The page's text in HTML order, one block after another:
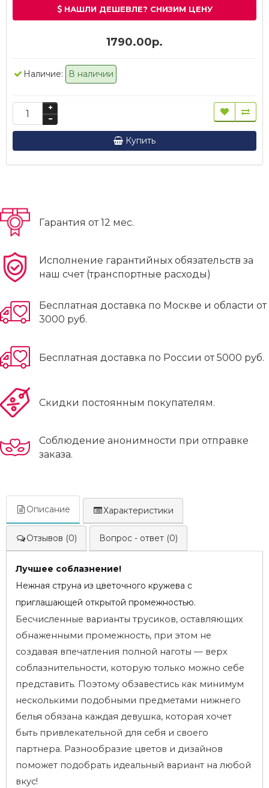
НАШЛИ ДЕШЕВЛЕ? СНИЗИМ ЦЕНУ
1790.00р.
Наличие: В наличии
Купить
Гарантия от 12 мес.
Исполнение гарантийных обязательств за
наш счет (транспортные расходы)
Бесплатная доставка по Москве и области от
3000 руб.
Бесплатная доставка по России от 5000 руб.
Скидки постоянным покупателям.
Соблюдение анонимности при отправке
заказа.
Описание Характеристики
Отзывов (0) Вопрос - ответ (0)
Лучшее соблазнение!
Нежная струна из цветочного кружева с
приглашающей открытой промежностью.
Бесчисленные варианты трусиков, оставляющих
обнаженными промежность, при этом не
создавая впечатления полной наготы — верх
соблазнительности, которую только можно себе
представить. Поэтому обзавестись как минимум
несколькими подобными предметами нижнего
белья обязана каждая девушка, которая хочет
быть привлекательной для себя и своего
партнера. Разнообразие цветов и дизайнов
поможет подобрать идеальный вариант на любой
вкус!